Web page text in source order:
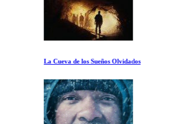
La Cueva de los Sueños Olvidados